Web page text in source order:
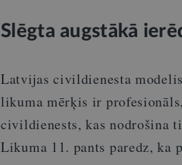
Slēgta augstākā
Latvijas civildienesta
likuma mērķis ir
civildienests, kas nodrošina
Likuma 11. pants paredz, ka